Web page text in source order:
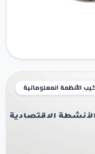
الأنظمة المعلوماتية